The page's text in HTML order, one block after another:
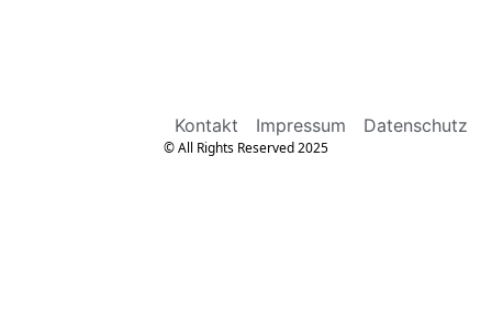
Kontakt Impressum Datenschutz
© All Rights Reserved 2025